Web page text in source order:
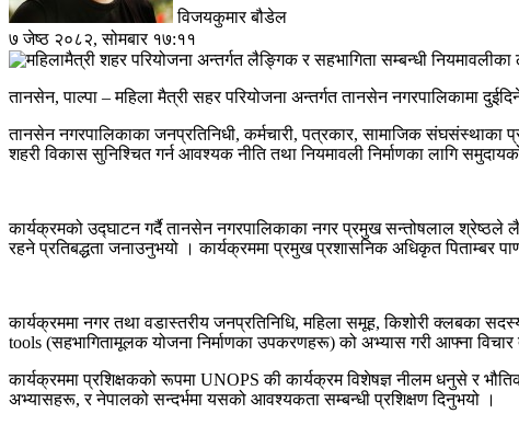
विजयकुमार बौडेल
७ जेष्ठ २०८२, सोमबार १७:११
तानसेन, पाल्पा – महिला मैत्री सहर परियोजना अन्तर्गत तानसेन नगरपालिकामा
तानसेन नगरपालिकाका जनप्रतिनिधी, कर्मचारी, पत्रकार, सामाजिक
शहरी विकास सुनिश्चित गर्न आवश्यक नीति तथा नियमावली निर्माणका लागि
कार्यक्रमको उद्घाटन गर्दै तानसेन नगरपालिकाका नगर प्रमुख सन्तोषलाल श्रेष्ठले
रहने प्रतिबद्धता जनाउनुभयो । कार्यक्रममा प्रमुख प्रशासनिक अधिकृत पिताम्बर
कार्यक्रममा नगर तथा वडास्तरीय जनप्रतिनिधि, महिला समूह, किशोरी क्लबका
tools (सहभागितामूलक योजना निर्माणका उपकरणहरू) को अभ्यास गरी आफ्ना
कार्यक्रममा प्रशिक्षकको रूपमा UNOPS की कार्यक्रम विशेषज्ञ नीलम धनुसे र
अभ्यासहरू, र नेपालको सन्दर्भमा यसको आवश्यकता सम्बन्धी प्रशिक्षण दिनुभयो ।